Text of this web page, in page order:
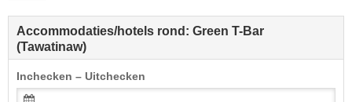
Accommodaties/hotels rond: Green T-Bar
(Tawatinaw)
Inchecken – Uitchecken